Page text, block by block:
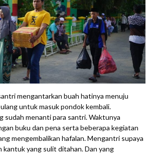
mengantarkan buah hatinya menuju
untuk masuk pondok kembali.
sudah menanti para santri. Waktunya
buku dan pena serta beberapa kegiatan
mengembalikan hafalan. Mengantri supaya
kantuk yang sulit ditahan. Dan yang